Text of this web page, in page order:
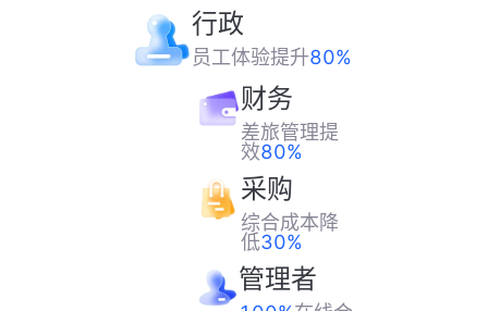
行政
员工体验提升80%
财务
差旅管理提
效80%
采购
综合成本降
低30%
管理者